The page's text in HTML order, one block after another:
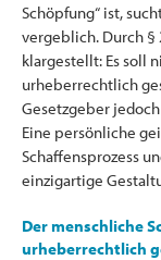
Schöpfung“ ist,
vergeblich. Durch §
klargestellt: Es soll
urheberrechtlich
Gesetzgeber
Eine persönliche
Schaffensprozess
einzigartige
Der menschliche
urheberrechtlich